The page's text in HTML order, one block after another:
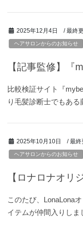
2025年12月4日 / 最終
ヘアサロンからのお知らせ
【記事監修】『
比較検証サイト『
り毛髪診断士でもあ
2025年10月10日 / 最終
ヘアサロンからのお知らせ
【ロナロナオリ
このたび、LonaLona
イテムが仲間入りし